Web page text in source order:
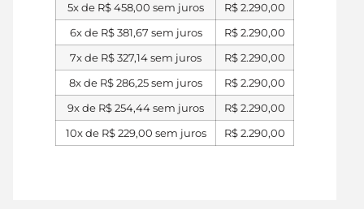
5x de R$458,00 sem juros R$2.290,00
6x de R$381,67 sem juros R$2.290,00
7x de R$327,14sem juros R$2.290,00
8x de R$286,25sem juros R$2.290,00
9x de R$254,44sem juros R$2.290,00
10x de R$229,00 sem juros R$2.290,00